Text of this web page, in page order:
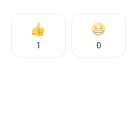
1 0